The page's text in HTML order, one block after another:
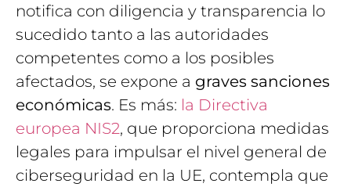
notifica con diligencia y transparencia lo
sucedido tanto a las autoridades
competentes como a los posibles
afectados, se expone a graves sanciones
económicas. Es más: la Directiva
europea NIS2, que proporciona medidas
legales para impulsar el nivel general de
ciberseguridad en la UE, contempla que